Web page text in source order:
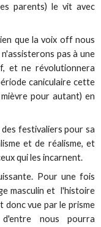
parents) le vit avec
que la voix off nous
pas à une
et ne révolutionnera
caniculaire cette
pour autant) en
festivaliers pour sa
et de réalisme, et
qui les incarnent.
Pour une fois
masculin et l'histoire
vue par le prisme
nous pourra